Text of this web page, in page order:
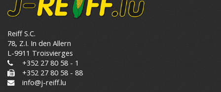
Reiff S.C.
78, Z.I. In den Allern
L-9911 Troisvierges
+352 27 80 58 - 1
+352 27 80 58 - 88
info@j-reiff.lu